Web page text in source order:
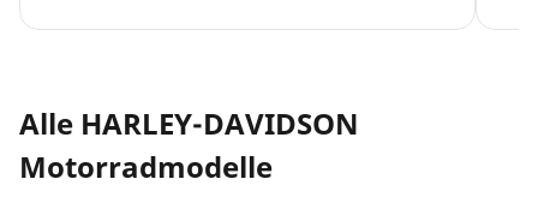
Alle HARLEY-DAVIDSON
Motorradmodelle